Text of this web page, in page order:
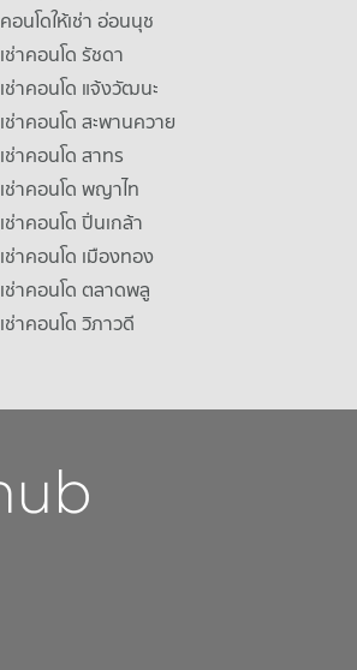
คอนโดให้เช่า อ่อนนุช
เช่าคอนโด รัชดา
เช่าคอนโด แจ้งวัฒนะ
เช่าคอนโด สะพานควาย
เช่าคอนโด สาทร
เช่าคอนโด พญาไท
เช่าคอนโด ปิ่นเกล้า
เช่าคอนโด เมืองทอง
เช่าคอนโด ตลาดพลู
เช่าคอนโด วิภาวดี